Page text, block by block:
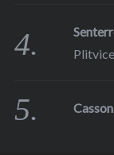
Plitvice